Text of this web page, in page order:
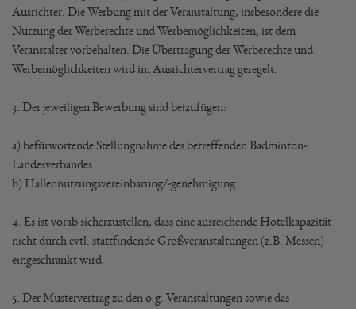
Ausrichter. Die Werbung mit der Veranstaltung, insbesondere die
Nutzung der Werberechte und Werbemöglichkeiten, ist dem
Veranstalter vorbehalten. Die Übertragung der Werberechte und
Werbemöglichkeiten wird im Ausrichtervertrag geregelt.
3. Der jeweiligen Bewerbung sind beizufügen:
a) befürwortende Stellungnahme des betreffenden Badminton-
Landesverbandes
b) Hallennutzungsvereinbarung/-genehmigung.
4. Es ist vorab sicherzustellen, dass eine ausreichende Hotelkapazität
nicht durch evtl. stattfindende Großveranstaltungen (z.B. Messen)
eingeschränkt wird.
5. Der Mustervertrag zu den o.g. Veranstaltungen sowie das